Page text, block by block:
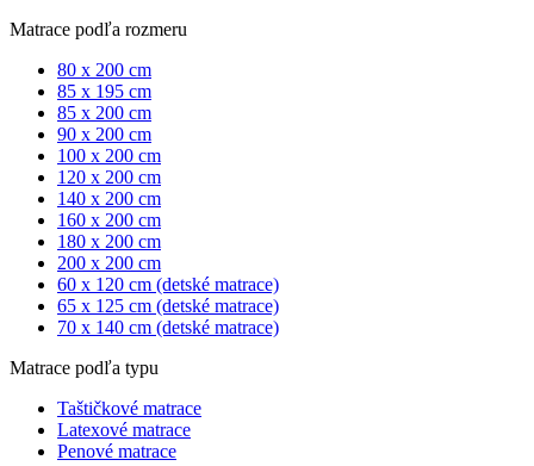
Matrace podľa rozmeru
80 x 200 cm
85 x 195 cm
85 x 200 cm
90 x 200 cm
100 x 200 cm
120 x 200 cm
140 x 200 cm
160 x 200 cm
180 x 200 cm
200 x 200 cm
60 x 120 cm (detské matrace)
65 x 125 cm (detské matrace)
70 x 140 cm (detské matrace)
Matrace podľa typu
Taštičkové matrace
Latexové matrace
Penové matrace